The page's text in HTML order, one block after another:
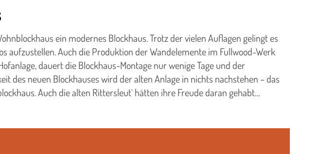
ein modernes Blockhaus. Trotz der vielen Auflagen gelingt es
aufzustellen. Auch die Produktion der Wandelemente im Fullwood-Werk
dauert die Blockhaus-Montage nur wenige Tage und der
des neuen Blockhauses wird der alten Anlage in nichts nachstehen – das
Auch die alten Rittersleut` hätten ihre Freude daran gehabt…